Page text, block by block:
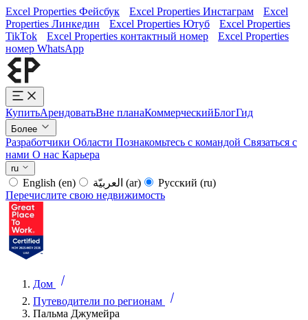
Excel Properties Фейсбук Excel Properties Инстаграм
Excel
Properties Линкедин
Excel Properties Ютуб
Excel Properties
TikTok
Excel Properties контактный номер
Excel Properties
номер WhatsApp
КупитьАрендоватьВне планаКоммерческийБлогГид
Более
Разработчики Области Познакомьтесь с командой Связаться с
нами О нас Карьера
ru
English (en) (ar) Русский (ru)
Перечислите свою недвижимость
Дом
Путеводители по регионам
Пальма Джумейра